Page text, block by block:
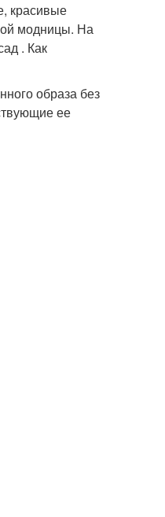
красивые
модницы. На
. Как
образа без
ее